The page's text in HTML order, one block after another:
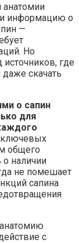
анатомии
информацию о
—
Но
источников, где
скачать
о сапин
для
ключевых
общего
о наличии
не помешает
сапина
с